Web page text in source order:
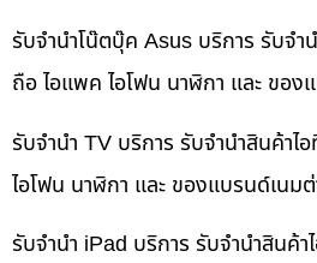
รับจำนำโน๊ตบุ๊ค Asus บริการ รับจำ
ถือ ไอแพค ไอโฟน นาฬิกา และ ของ
รับจำนำ TV บริการ รับจำนำสินค้าไ
ไอโฟน นาฬิกา และ ของแบรนด์เนม
รับจำนำ iPad บริการ รับจำนำสินค้า